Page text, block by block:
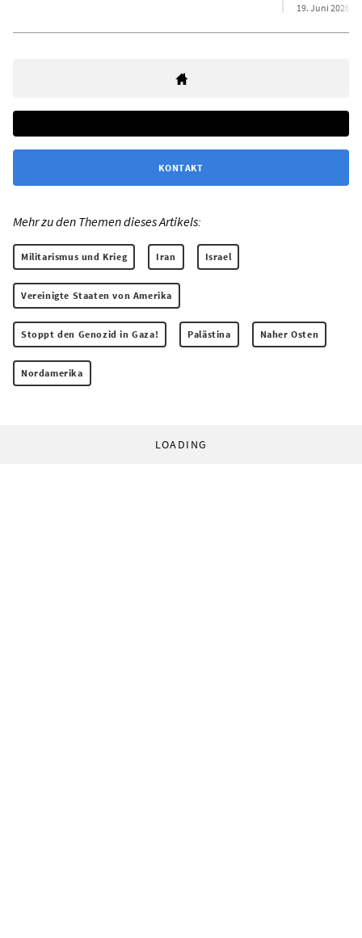
19. Juni 2026
KONTAKT
Mehr zu den Themen dieses Artikels:
Militarismus und Krieg Iran Israel
Vereinigte Staaten von Amerika
Stoppt den Genozid in Gaza! Palästina Naher Osten
Nordamerika
LOADING